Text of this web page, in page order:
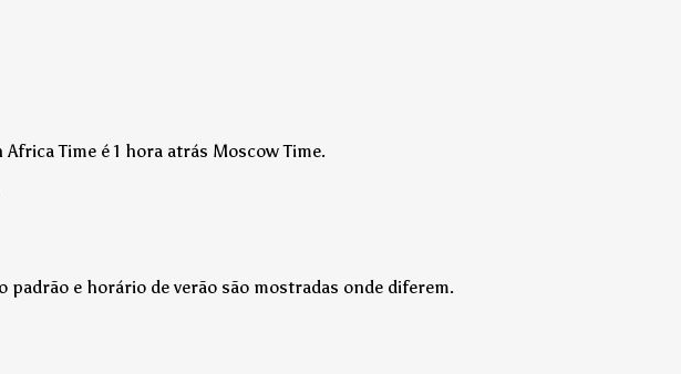
Time é 1 hora atrás Moscow Time.
e horário de verão são mostradas onde diferem.